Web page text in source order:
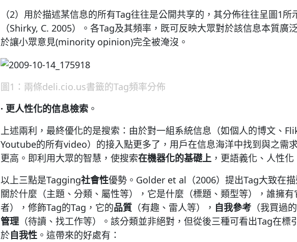
（2）用於描述某信息的所有Tag往往是公開共享的，其分佈往往呈圖1所
（Shirky, C. 2005）。各Tag及其頻率，既可反映大眾對於該信息本質廣
於讓小眾意見(minority opinion)完全被淹沒。
圖1：兩條deli.cio.us書籤的Tag頻率分佈
· 更人性化的信息檢索 。
上述兩利，最終優化的是搜索：由於對一組系統信息（如個人的博文、
Youtube的所有video）的接入點更多了，用戶在信息海洋中找到與之需
更高。即利用大眾的智慧，使搜索在機器化的基礎上 ，更語義化、人性化
以上三點是Tagging社會性優勢。Golder et al（2006）提出Tag大致在
關於什麼（主題、分類、屬性等），它是什麼（標題、類型等），誰擁
者），修飾Tag的Tag，它的品質 （有趣、雷人等）， 自我參考 （我買過
管理（待讀、找工作等）。該分類並非絕對，但從後三種可看出Tag在標
於自我性 。這帶來的好處有：